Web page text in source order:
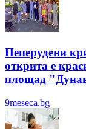
Пеперудени
открита е
площад
9meseca.bg